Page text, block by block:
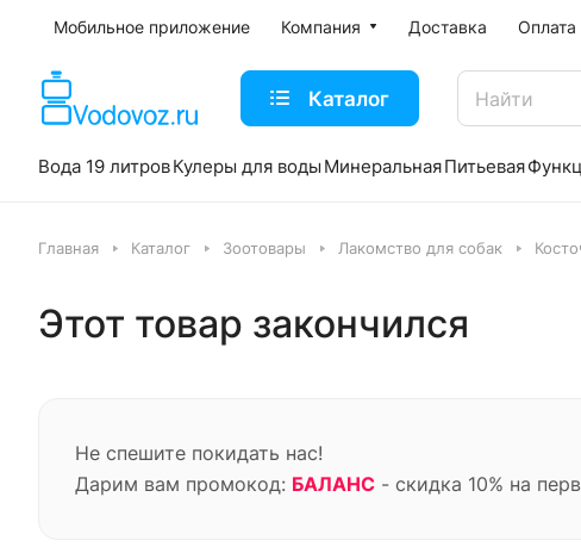
Мобильное приложение Компания Доставка Оплата
Каталог
Вода 19 литровКулеры для воды МинеральнаяПитьевая
Главная Каталог Зоотовары Лакомство для собак
Этот товар закончился
Не спешите покидать нас!
Дарим вам промокод: БАЛАНС - скидка 10% на